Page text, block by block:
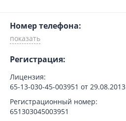
Номер телефона:
Регистрация:
Лицензия:
65-13-030-45-003951 от 29.08.2013
Регистрационный номер:
651303045003951